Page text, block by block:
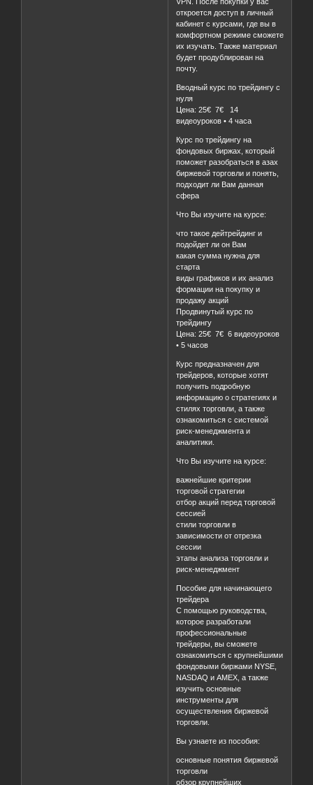
откроется доступ в личный
кабинет с курсами, где вы в
комфортном режиме сможете
их изучать. Также материал
будет продублирован на
почту.
Вводный курс по трейдингу с
нуля
Цена: 25€ 7€ 14
видеоуроков • 4 часа
Курс по трейдингу на
фондовых биржах, который
поможет разобраться в азах
биржевой торговли и понять,
подходит ли Вам данная
сфера
Что Вы изучите на курсе:
что такое дейтрейдинг и
подойдет ли он Вам
какая сумма нужна для
старта
виды графиков и их анализ
формации на покупку и
продажу акций
Продвинутый курс по
трейдингу
Цена: 25€ 7€ 6 видеоуроков
• 5 часов
Курс предназначен для
трейдеров, которые хотят
получить подробную
информацию о стратегиях и
стилях торговли, а также
ознакомиться с системой
риск-менеджмента и
аналитики.
Что Вы изучите на курсе:
важнейшие критерии
торговой стратегии
отбор акций перед торговой
сессией
стили торговли в
зависимости от отрезка
сессии
этапы анализа торговли и
риск-менеджмент
Пособие для начинающего
трейдера
С помощью руководства,
которое разработали
профессиональные
трейдеры, вы сможете
ознакомиться с крупнейшими
фондовыми биржами NYSE,
NASDAQ и AMEX, а также
изучить основные
инструменты для
осуществления биржевой
торговли.
Вы узнаете из пособия:
основные понятия биржевой
торговли
обзор крупнейших